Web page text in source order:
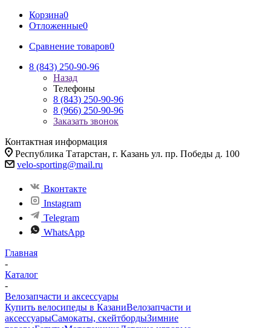
Корзина0
Отложенные0
Сравнение товаров0
8 (843) 250-90-96
Назад
Телефоны
8 (843) 250-90-96
8 (966) 250-90-96
Заказать звонок
Контактная информация
Республика Татарстан, г. Казань ул. пр. Победы д. 100
velo-sporting@mail.ru
Вконтакте
Instagram
Telegram
WhatsApp
Главная
-
Каталог
-
Велозапчасти и аксессуары
Купить велосипеды в КазаниВелозапчасти и
аксессуарыСамокаты, скейтбордыЗимние